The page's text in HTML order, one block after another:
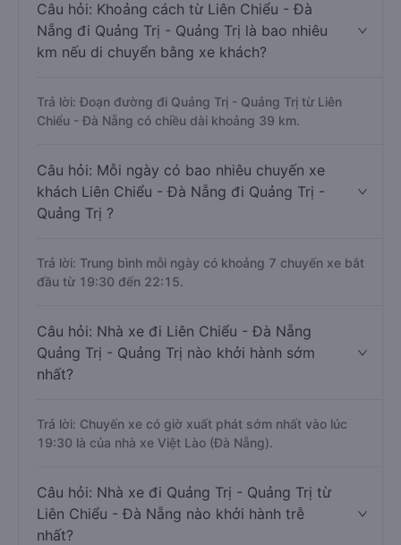
Câu hỏi: Khoảng cách từ Liên Chiểu - Đà
Nẵng đi Quảng Trị - Quảng Trị là bao nhiêu
km nếu di chuyển bằng xe khách?
Trả lời: Đoạn đường đi Quảng Trị - Quảng Trị từ Liên
Chiểu - Đà Nẵng có chiều dài khoảng 39 km.
Câu hỏi: Mỗi ngày có bao nhiêu chuyến xe
khách Liên Chiểu - Đà Nẵng đi Quảng Trị -
Quảng Trị ?
Trả lời: Trung bình mỗi ngày có khoảng 7 chuyến xe bắt
đầu từ 19:30 đến 22:15.
Câu hỏi: Nhà xe đi Liên Chiểu - Đà Nẵng
Quảng Trị - Quảng Trị nào khởi hành sớm
nhất?
Trả lời: Chuyến xe có giờ xuất phát sớm nhất vào lúc
19:30 là của nhà xe Việt Lào (Đà Nẵng).
Câu hỏi: Nhà xe đi Quảng Trị - Quảng Trị từ
Liên Chiểu - Đà Nẵng nào khởi hành trễ
nhất?